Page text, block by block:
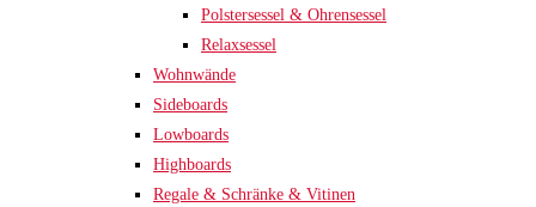
Polstersessel & Ohrensessel
Relaxsessel
Wohnwände
Sideboards
Lowboards
Highboards
Regale & Schränke & Vitinen